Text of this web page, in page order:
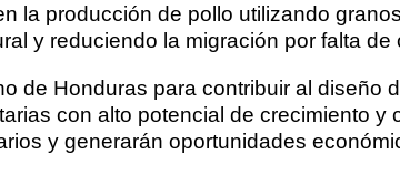
la producción de pollo utilizando
y reduciendo la migración por falta
de Honduras para contribuir al diseño
con alto potencial de crecimiento
y generarán oportunidades